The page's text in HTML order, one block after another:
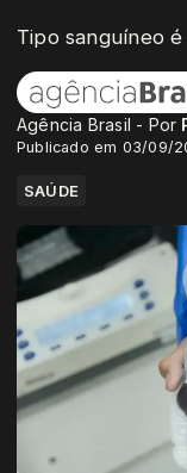
Tipo sanguíneo
Agência Brasil - Por
Publicado em 03/09/
SAÚDE